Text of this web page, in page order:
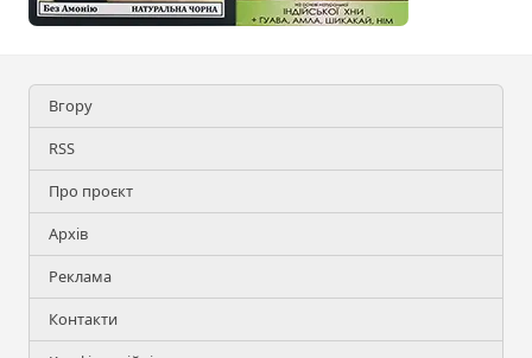
Вгору
RSS
Про проєкт
Архів
Реклама
Контакти